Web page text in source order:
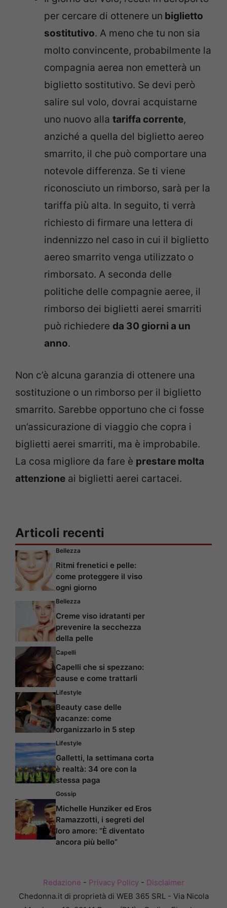
per cercare di ottenere un biglietto
sostitutivo. A meno che tu non sia
molto convincente, probabilmente la
compagnia aerea non emetterà un
biglietto sostitutivo. Se devi però
salire sul volo, dovrai acquistarne
uno nuovo alla tariffa corrente,
anziché a quella del biglietto aereo
smarrito, il che può comportare una
notevole differenza. Se ti viene
riconosciuto un rimborso, sarà per la
tariffa più alta. In seguito, ti verrà
richiesto di firmare una lettera di
indennizzo nel caso in cui il biglietto
aereo smarrito venga utilizzato o
rimborsato. A seconda delle
politiche delle compagnie aeree, il
rimborso dei biglietti aerei smarriti
può richiedere da 30 giorni a un
anno.
Non c’è alcuna garanzia di ottenere una
sostituzione o un rimborso per il biglietto
smarrito. Sarebbe opportuno che ci fosse
un’assicurazione di viaggio che copra i
biglietti aerei smarriti, ma è improbabile.
La cosa migliore da fare è prestare molta
attenzione ai biglietti aerei cartacei.
Articoli recenti
Bellezza
Ritmi frenetici e pelle:
come proteggere il viso
ogni giorno
Bellezza
Creme viso idratanti per
prevenire la secchezza
della pelle
Capelli
Capelli che si spezzano:
cause e come trattarli
Lifestyle
Beauty case delle
vacanze: come
organizzarlo in 5 step
Lifestyle
Galletti, la settimana corta
è realtà: 34 ore con la
stessa paga
Gossip
Michelle Hunziker ed Eros
Ramazzotti, i segreti del
loro amore: “È diventato
ancora più bello”
Redazione - Privacy Policy- Disclaimer
Chedonna.it di proprietà di WEB 365 SRL - Via Nicola